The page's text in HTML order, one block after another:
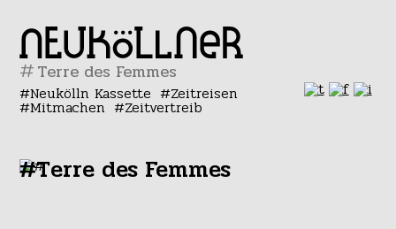
#
Neukölln Kassette Zeitreisen
Mitmachen Zeitvertreib
#Terre des Femmes